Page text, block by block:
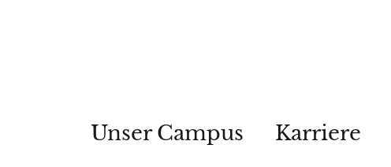
Unser Campus Karriere